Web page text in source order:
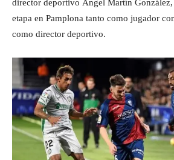
director deportivo Ángel Martín González,
etapa en Pamplona tanto como jugador
como director deportivo.